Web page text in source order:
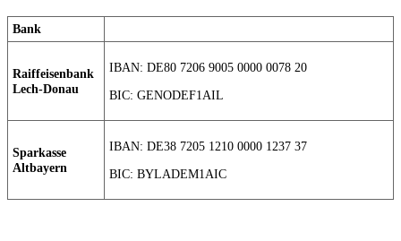
Bank
Raiffeisenbank
Lech-Donau
IBAN: DE80 7206 9005 0000 0078 20
BIC: GENODEF1AIL
Sparkasse
Altbayern
IBAN: DE38 7205 1210 0000 1237 37
BIC: BYLADEM1AIC